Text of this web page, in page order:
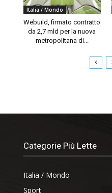
Italia / Mondo
Webuild, firmato contratto
da 2,7 mld per la nuova
metropolitana di...
Categorie Più Lette
Italia / Mondo
Sport